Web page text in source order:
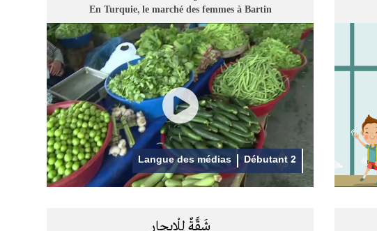
En Turquie, le marché des femmes à Bartin
Langue des médias Débutant 2
شَقَّةٌ لِلْإِيجارِ